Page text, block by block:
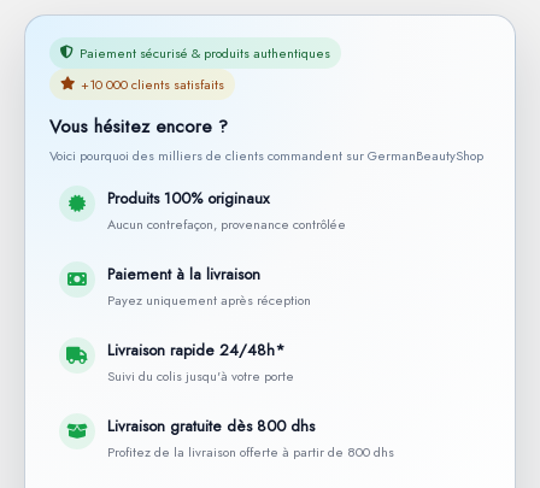
Paiement sécurisé & produits authentiques
+10 000 clients satisfaits
Vous hésitez encore ?
Voici pourquoi des milliers de clients commandent sur GermanBeautyShop
Produits 100% originaux
Aucun contrefaçon, provenance contrôlée
Paiement à la livraison
Payez uniquement après réception
Livraison rapide 24/48h*
Suivi du colis jusqu'à votre porte
Livraison gratuite dès 800 dhs
Profitez de la livraison offerte à partir de 800 dhs